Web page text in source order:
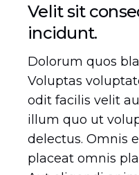
Velit sit
incidunt.
Dolorum quos
Voluptas
odit facilis velit
illum quo ut
delectus. Omnis
placeat omnis